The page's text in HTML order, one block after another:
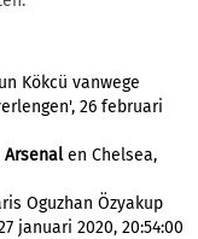
Kökcü vanwege
26 februari
Arsenalen Chelsea,
Oguzhan Özyakup
januari 2020, 20:54:00